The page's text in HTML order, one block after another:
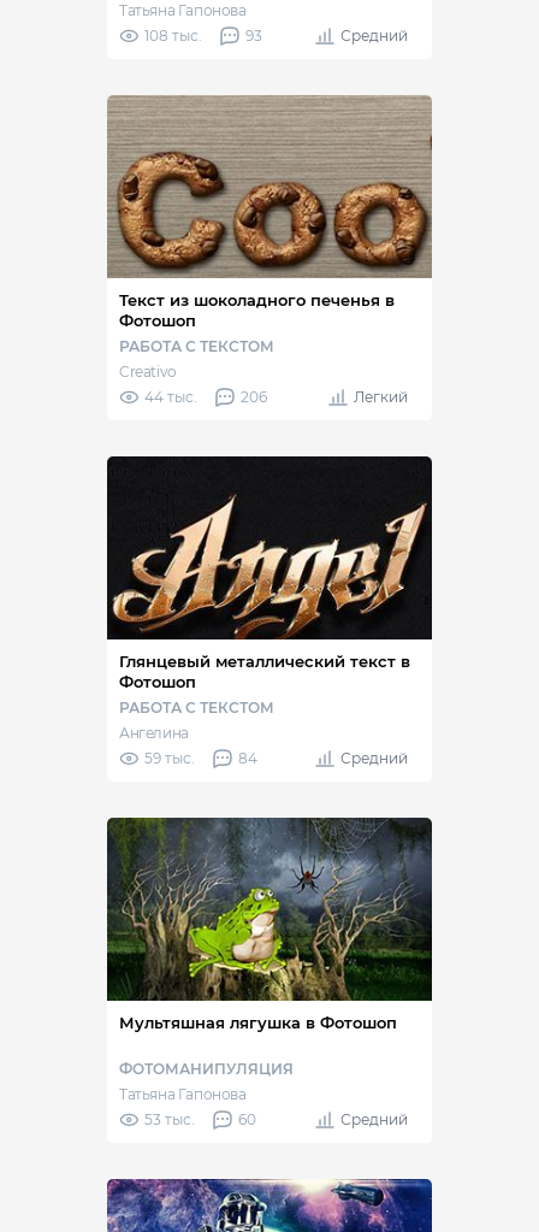
Татьяна Гапонова
108 тыс.
93 Средний
Текст из шоколадного печенья в
Фотошоп
РАБОТА С ТЕКСТОМ
Creativo
44 тыс.
206 Легкий
Глянцевый металлический текст в
Фотошоп
РАБОТА С ТЕКСТОМ
Ангелина
59 тыс.
84 Средний
Мультяшная лягушка в Фотошоп
ФОТОМАНИПУЛЯЦИЯ
Татьяна Гапонова
53 тыс.
60 Средний